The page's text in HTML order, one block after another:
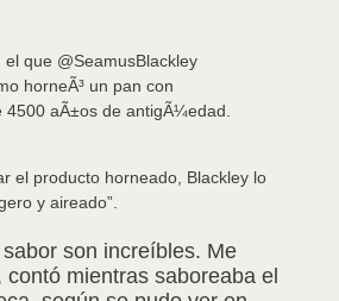
el producto horneado, Blackley lo
y aireado”.
son increíbles. Me
contó mientras saboreaba el